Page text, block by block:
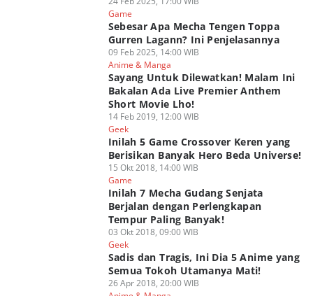
Game
Sebesar Apa Mecha Tengen Toppa
Gurren Lagann? Ini Penjelasannya
09 Feb 2025, 14:00 WIB
Anime & Manga
Sayang Untuk Dilewatkan! Malam Ini
Bakalan Ada Live Premier Anthem
Short Movie Lho!
14 Feb 2019, 12:00 WIB
Geek
Inilah 5 Game Crossover Keren yang
Berisikan Banyak Hero Beda Universe!
15 Okt 2018, 14:00 WIB
Game
Inilah 7 Mecha Gudang Senjata
Berjalan dengan Perlengkapan
Tempur Paling Banyak!
03 Okt 2018, 09:00 WIB
Geek
Sadis dan Tragis, Ini Dia 5 Anime yang
Semua Tokoh Utamanya Mati!
26 Apr 2018, 20:00 WIB